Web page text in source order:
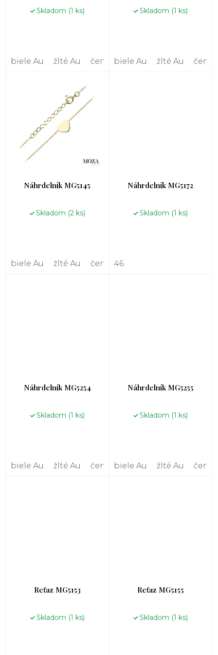
Skladom (1 ks)
biele Au žlté Au červené Au
Skladom (1 ks)
biele Au žlté Au
Náhrdelník MG5145
Skladom (2 ks)
biele Au žlté Au červené Au
Náhrdelník MG5172
Skladom (1 ks)
46
Náhrdelník MG5254
Skladom (1 ks)
biele Au žlté Au červené Au
Náhrdelník MG5255
Skladom (1 ks)
biele Au žlté Au
Reťaz MG5153
Skladom (1 ks)
Reťaz MG5155
Skladom (1 ks)